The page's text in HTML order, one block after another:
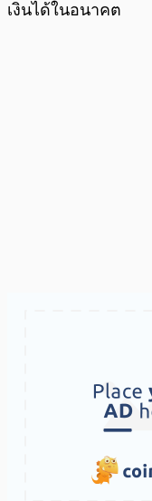
เงินได้ในอนาคต